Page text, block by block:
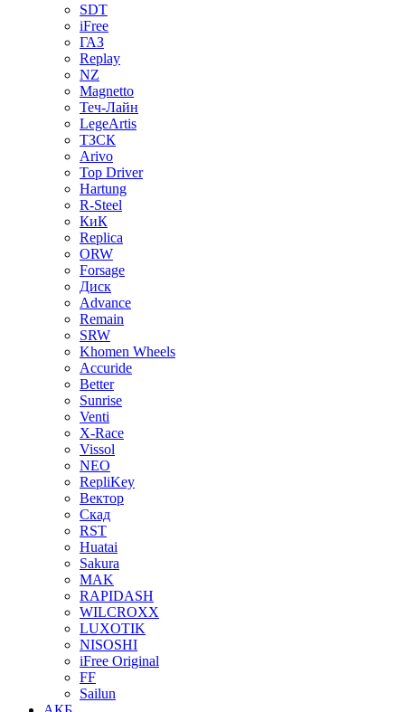
SDT
iFree
ГАЗ
Replay
NZ
Magnetto
Теч-Лайн
LegeArtis
ТЗСК
Arivo
Top Driver
Hartung
R-Steel
КиК
Replica
ORW
Forsage
Диск
Advance
Remain
SRW
Khomen Wheels
Accuride
Better
Sunrise
Venti
X-Race
Vissol
NEO
RepliKey
Вектор
Скад
RST
Huatai
Sakura
MAK
RAPIDASH
WILCROXX
LUXOTIK
NISOSHI
iFree Original
FF
Sailun